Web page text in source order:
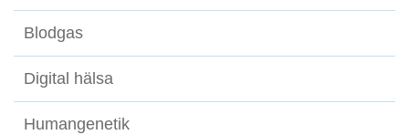
Blodgas
Digital hälsa
Humangenetik